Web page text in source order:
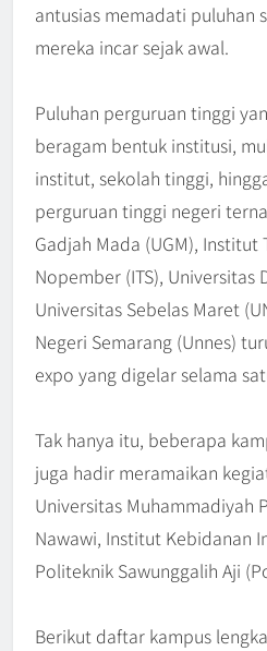
antusias memadati puluhan
mereka incar sejak awal.
Puluhan perguruan tinggi
beragam bentuk institusi,
institut, sekolah tinggi,
perguruan tinggi negeri
Gadjah Mada (UGM), Institut
Nopember (ITS), Universitas
Universitas Sebelas Maret
Negeri Semarang (Unnes)
expo yang digelar selama
Tak hanya itu, beberapa
juga hadir meramaikan
Universitas Muhammadiyah
Nawawi, Institut Kebidanan
Politeknik Sawunggalih Aji
Berikut daftar kampus